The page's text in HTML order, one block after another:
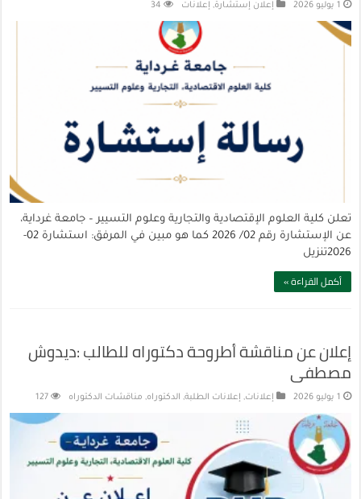
1 يوليو 2026 إعلان إستشارة, إعلانات 34
تعلن كلية العلوم الإقتصادية والتجارية وعلوم التسيير – جامعة غرداية،
عن الإستشارة رقم 02/ 2026 كما هو مبين في المرفق: استشارة 02-
2026تنزيل
أكمل القراءة »
إعلان عن مناقشة أطروحة دكتوراه للطالب :ديدوش
مصطفى
1 يوليو 2026 إعلانات, إعلانات الطلبة, الدكتوراه, مناقشات الدكتوراه 127